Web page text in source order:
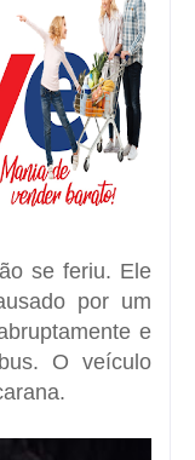
se feriu. Ele
por um
e
O veículo